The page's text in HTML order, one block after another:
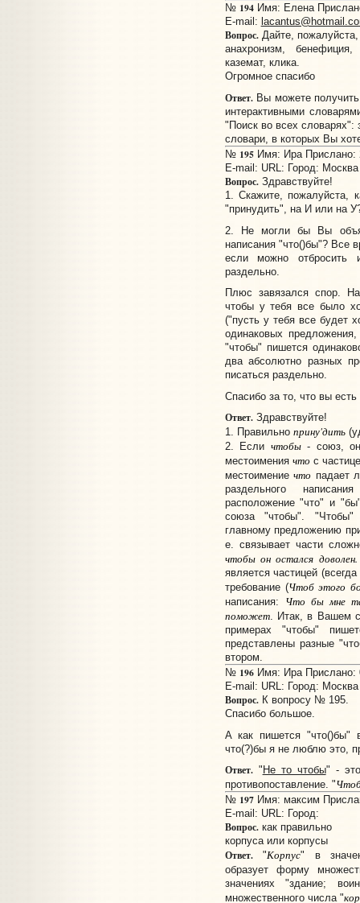
№ 194Имя: Елена
E-mail:
Вопрос.Дайте,
анахронизм, бенефиция,
каземат, клика.
Огромное спасибо
Ответ.Вы можете получить
интерактивными
"Поиск во всех словарях":
словари, в которых Вы
№ 195Имя: Ира Прислано:
E-mail: URL: Город: Москва
Вопрос.Здравствуйте!
1. Скажите, пожалуйста,
"принудить", на И или на
2. Не могли бы Вы
написания "что()бы"? Все
если можно отбросить
раздельно.
Плюс завязался спор.
чтобы у тебя все было
("пусть у тебя все будет
одинаковых
"чтобы" пишется
два абсолютно разных
писаться раздельно.
Спасибо за то, что вы есть
Ответ.Здравствуйте!
1. Правильно прину'дить
2. Если чтобы- союз, он
местоимения что с
местоимениечто падает
раздельного
расположение "что" и
союза "чтобы". "Чтобы"
главному предложению
е. связывает части
чтобы он остался
является частицей
требование (Чтоб этого
написания: Что бы мне
поможет. Итак, в Вашем
примерах "чтобы"
представлены разные
втором.
№ 196Имя: Ира Прислано:
E-mail: URL: Город: Москва
Вопрос.К вопросу № 195.
Спасибо большое.
А как пишется "что()бы"
что(?)бы я не люблю это,
Ответ." Не то чтобы" -
противопоставление. "
№ 197Имя: максим
E-mail: URL: Город:
Вопрос.как правильно
корпуса или корпусы
Ответ."Корпус" в
образует форму
значениях "здание;
множественного числа "